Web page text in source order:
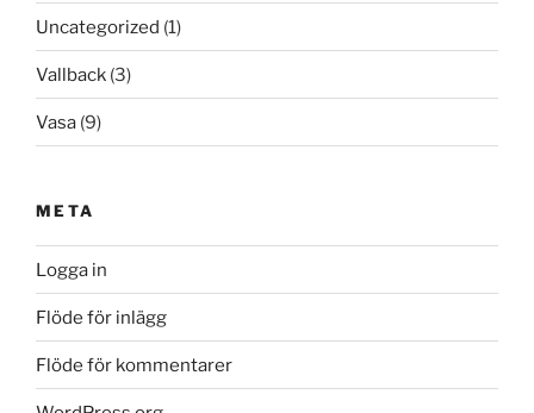
Uncategorized (1)
Vallback (3)
Vasa (9)
META
Logga in
Flöde för inlägg
Flöde för kommentarer